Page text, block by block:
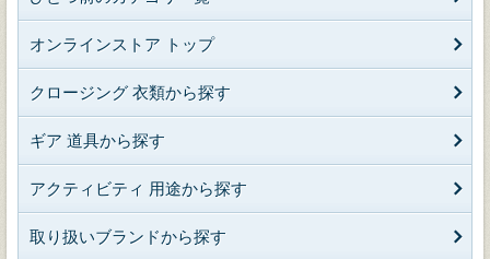
オンラインストア トップ
クロージング 衣類から探す
ギア 道具から探す
アクティビティ 用途から探す
取り扱いブランドから探す